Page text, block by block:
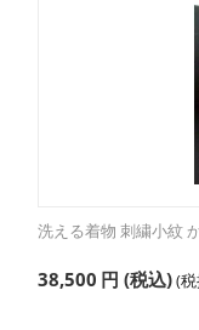
洗える着物 刺繍小紋
38,500 円 (税込)(